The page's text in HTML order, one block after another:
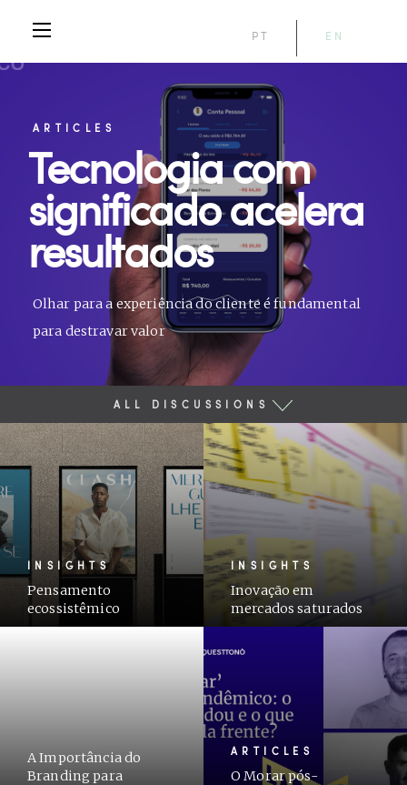
PT EN
ARTICLES
Tecnologia com
significado acelera
resultados
Olhar para a experiência do cliente é fundamental
para destravar valor
ALL DISCUSSIONS
INSIGHTS
Pensamento
ecossistêmico
INSIGHTS
Inovação em
mercados saturados
A Importância do
Branding para
ARTICLES
O Morar pós-